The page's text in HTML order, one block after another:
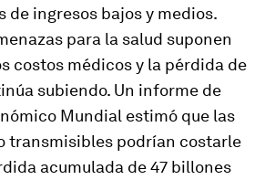
de ingresos bajos y medios.
para la salud suponen
costos médicos y la pérdida de
subiendo. Un informe de
Mundial estimó que las
transmisibles podrían costarle
acumulada de 47 billones